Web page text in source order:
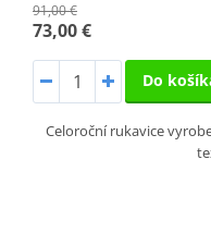
91,00 €
73,00 €
Do
Celoroční rukavice